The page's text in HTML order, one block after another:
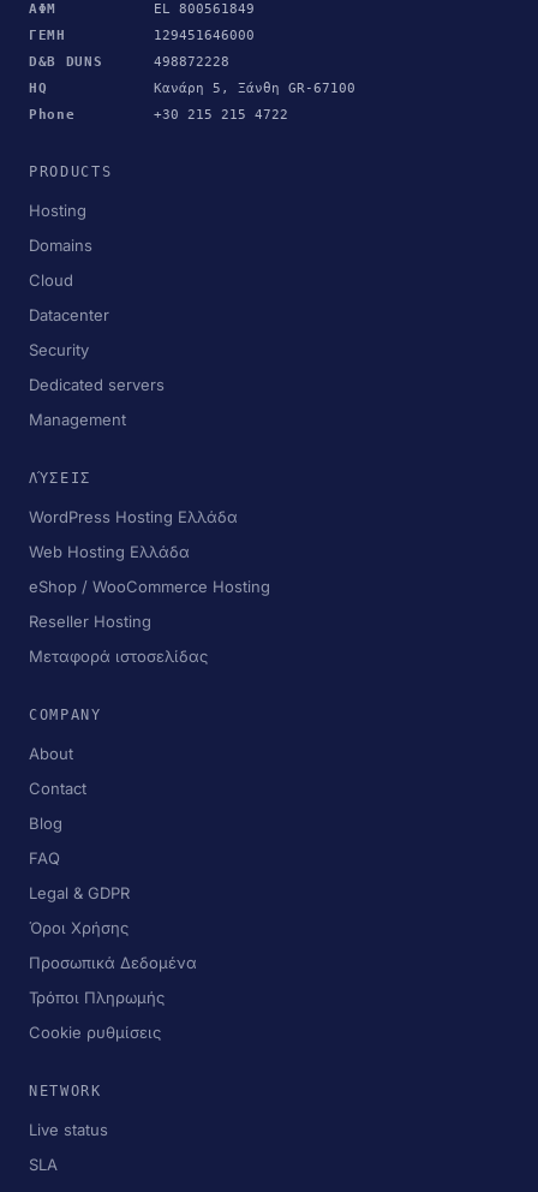
ΑΦΜ
EL 800561849
ΓΕΜΗ
129451646000
D&B DUNS
498872228
HQ
Κανάρη 5, Ξάνθη GR-67100
Phone
+30 215 215 4722
PRODUCTS
Hosting
Domains
Cloud
Datacenter
Security
Dedicated servers
Management
ΛΎΣΕΙΣ
WordPress Hosting Ελλάδα
Web Hosting Ελλάδα
eShop / WooCommerce Hosting
Reseller Hosting
Μεταφορά ιστοσελίδας
COMPANY
About
Contact
Blog
FAQ
Legal & GDPR
Όροι Χρήσης
Προσωπικά Δεδομένα
Τρόποι Πληρωμής
Cookie ρυθμίσεις
NETWORK
Live status
SLA